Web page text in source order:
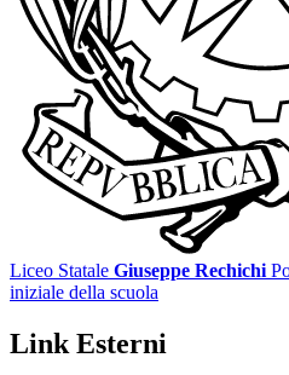
Liceo Statale Giuseppe Rechichi
iniziale della scuola
Link Esterni